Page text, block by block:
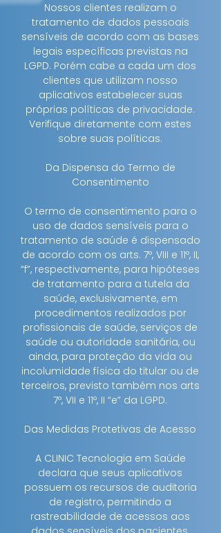
Nossos clientes realizam o
tratamento de dados pessoais
sensíveis de acordo com as bases
legais específicas previstas na
LGPD. Porém cabe a cada um dos
clientes que utilizam nosso
aplicativos estabelecer suas
próprias políticas de privacidade.
Verifique diretamente com estes
sobre suas políticas.
Da Dispensa do Termo de
Consentimento
O termo de consentimento para o
uso de dados sensíveis para o
tratamento de saúde é dispensado
de acordo com os arts. 7º, VIII e 11º, II,
“f”, respectivamente, para hipóteses
de tratamento para a tutela da
saúde, exclusivamente, em
procedimentos realizados por
profissionais de saúde, serviços de
saúde ou autoridade sanitária, ou
ainda, para proteção da vida ou
incolumidade física do titular ou de
terceiros, previsto também nos arts
7º, VII e 11º, II “e” da LGPD.
Das Medidas Protetivas de Acesso
A CLINIC Tecnologia em Saúde
declara que seus aplicativos
possuem os recursos de auditoria
de registro, permitindo a
rastreabilidade de acessos aos